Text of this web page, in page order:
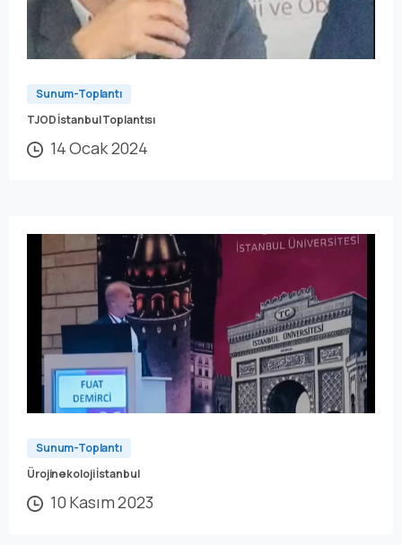
Sunum-Toplantı
TJOD İstanbul Toplantısı
14 Ocak 2024
Sunum-Toplantı
Ürojinekoloji İstanbul
10 Kasım 2023